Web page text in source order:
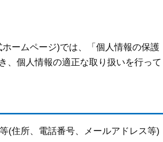
ームページ)では、「個人情報の保護
、個人情報の適正な取り扱いを行って
(住所、電話番号、メールアドレス等)